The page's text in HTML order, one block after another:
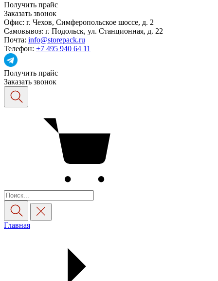
Получить прайс
Заказать звонок
Офис: г. Чехов, Симферопольское шоссе, д. 2
Самовывоз: г. Подольск, ул. Станционная, д. 22
Почта: info@storepack.ru
Телефон: +7 495 940 64 11
Получить прайс
Заказать звонок
Главная